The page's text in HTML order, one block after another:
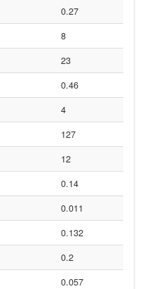
0.27
8
23
0.46
4
127
12
0.14
0.011
0.132
0.2
0.057